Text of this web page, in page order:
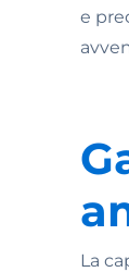
e
La